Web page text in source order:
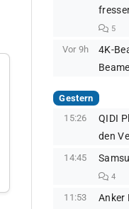
5
Vor 9h
4K-
Gestern
15:26
QIDI
den
14:45
4
11:53
Anker